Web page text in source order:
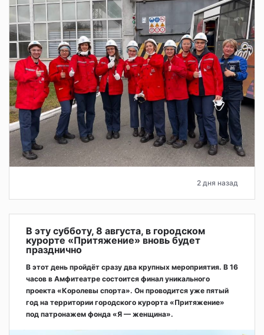
2 дня назад
В эту субботу, 8 августа, в городском
курорте «Притяжение» вновь будет
празднично
В этот день пройдёт сразу два крупных мероприятия. В 16
часов в Амфитеатре состоится финал уникального
проекта «Королевы спорта». Он проводится уже пятый
год на территории городского курорта «Притяжение»
под патронажем фонда «Я — женщина».